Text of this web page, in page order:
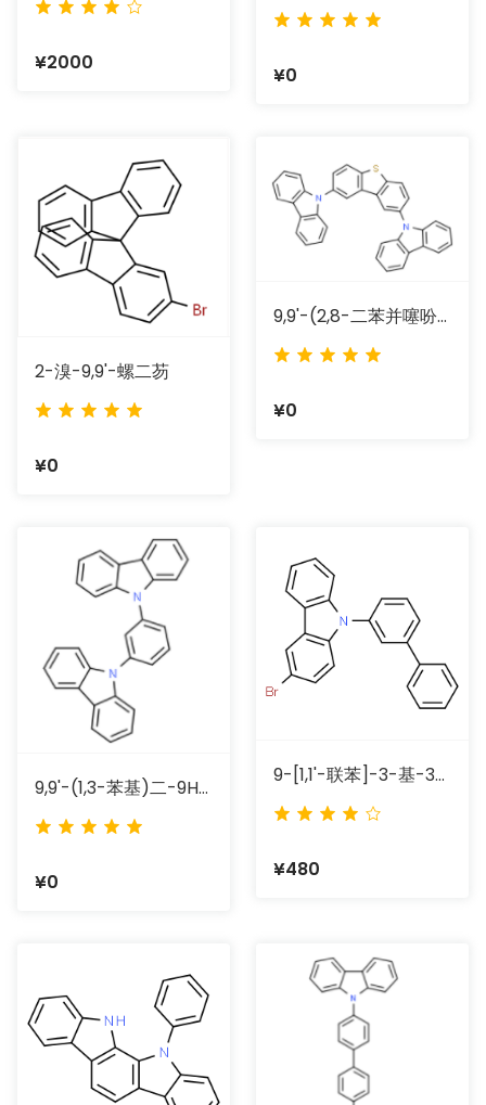
¥2000
¥0
2-溴-9,9'-螺二芴
¥0
9,9'-(2,8-二苯并噻吩二基)二-9H-咔唑
¥0
9,9'-(1,3-苯基)二-9H-咔唑
¥0
9-[1,1'-联苯]-3-基-3-溴-9H-咔唑
¥480